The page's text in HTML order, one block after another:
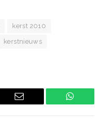
kerst 2010
kerstnieuws
Email